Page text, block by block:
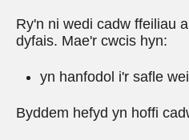
Ry'n ni wedi cadw ffeiliau
dyfais. Mae'r cwcis hyn:
yn hanfodol i'r safle
Byddem hefyd yn hoffi